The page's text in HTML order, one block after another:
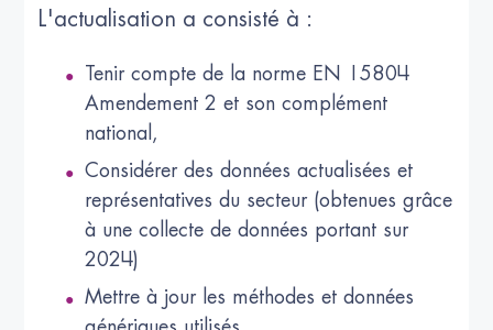
L'actualisation a consisté à :
Tenir compte de la norme EN 15804
Amendement 2 et son complément
national,
Considérer des données actualisées et
représentatives du secteur (obtenues grâce
à une collecte de données portant sur
2024)
Mettre à jour les méthodes et données